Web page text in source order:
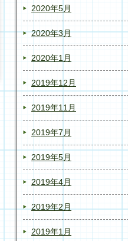
2020年5月
2020年3月
2020年1月
2019年12月
2019年11月
2019年7月
2019年5月
2019年4月
2019年2月
2019年1月